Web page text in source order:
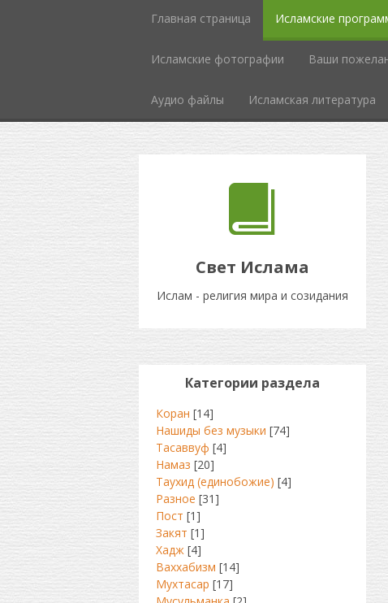
Главная страница Исламские
Исламcкие фотографии Ваши
Аудио файлы Исламская литература
Свет Ислама
Ислам - религия мира и созидания
Категории раздела
Коран [14]
Нашиды без музыки [74]
Тасаввуф [4]
Намаз [20]
Таухид (единобожие) [4]
Разное [31]
Пост [1]
Закят [1]
Хадж [4]
Ваххабизм [14]
Мухтасар [17]